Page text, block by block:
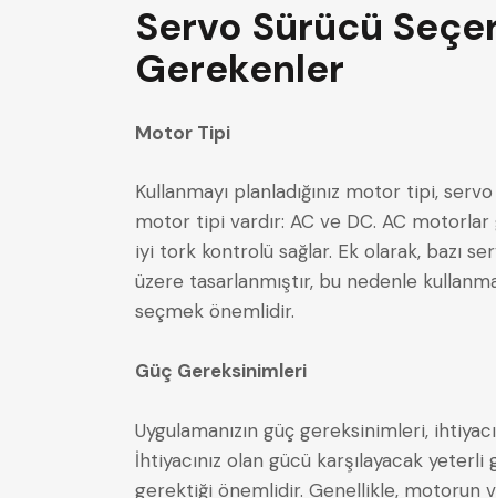
Servo Sürücü
Gerekenler
Motor Tipi
Kullanmayı planladığınız motor tipi,
motor tipi vardır: AC ve DC. AC
iyi tork kontrolü sağlar. Ek olarak, bazı
üzere tasarlanmıştır, bu nedenle
seçmek önemlidir.
Güç Gereksinimleri
Uygulamanızın güç gereksinimleri,
İhtiyacınız olan gücü karşılayacak
gerektiği önemlidir. Genellikle, motorun